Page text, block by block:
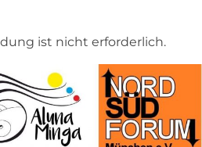
ist nicht erforderlich.